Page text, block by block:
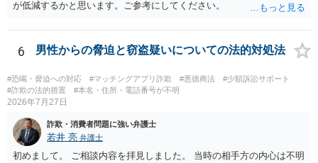
が低減するかと思います。ご参考にしてください。
6 男性からの脅迫と窃盗疑いについての法的対処法
#恐喝・脅迫への対応 #マッチングアプリ詐欺 #悪徳商法
#少額訴訟サポート
#詐欺の法的措置
#本名・住所・電話番号が不明
2026年7月27日
詐欺・消費者問題に強い弁護士
若井 亮 弁護士
初めまして。 ご相談内容を拝見しました。 当時の相手方の内心は不明